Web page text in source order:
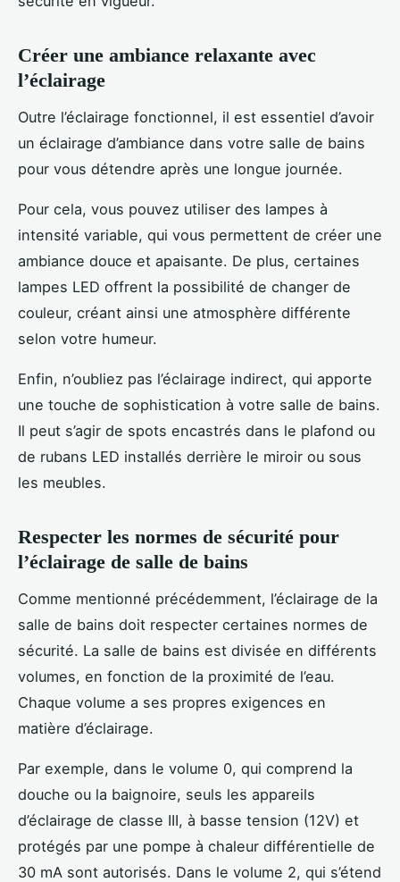
Créer une ambiance relaxante avec
l’éclairage
Outre l’éclairage fonctionnel, il est essentiel d’avoir
un éclairage d’ambiance dans votre salle de bains
pour vous détendre après une longue journée.
Pour cela, vous pouvez utiliser des lampes à
intensité variable, qui vous permettent de créer une
ambiance douce et apaisante. De plus, certaines
lampes LED offrent la possibilité de changer de
couleur, créant ainsi une atmosphère différente
selon votre humeur.
Enfin, n’oubliez pas l’éclairage indirect, qui apporte
une touche de sophistication à votre salle de bains.
Il peut s’agir de spots encastrés dans le plafond ou
de rubans LED installés derrière le miroir ou sous
les meubles.
Respecter les normes de sécurité pour
l’éclairage de salle de bains
Comme mentionné précédemment, l’éclairage de la
salle de bains doit respecter certaines normes de
sécurité. La salle de bains est divisée en différents
volumes, en fonction de la proximité de l’eau.
Chaque volume a ses propres exigences en
matière d’éclairage.
Par exemple, dans le volume 0, qui comprend la
douche ou la baignoire, seuls les appareils
d’éclairage de classe III, à basse tension (12V) et
protégés par une pompe à chaleur différentielle de
30 mA sont autorisés. Dans le volume 2, qui s’étend